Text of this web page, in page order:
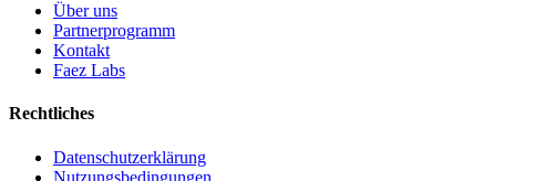
Über uns
Partnerprogramm
Kontakt
Faez Labs
Rechtliches
Datenschutzerklärung
Nutzungsbedingungen